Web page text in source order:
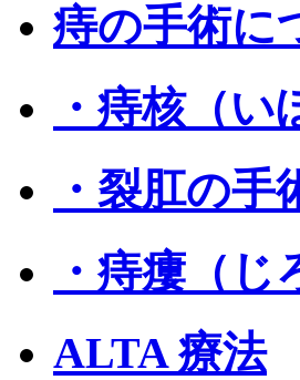
痔の手術に
・痔核（
・裂肛の手
・痔瘻（
ALTA 療法